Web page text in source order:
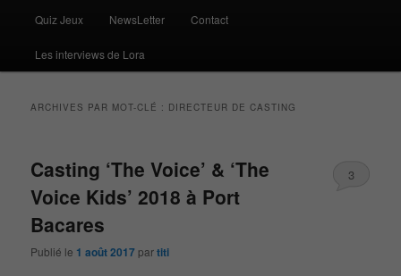
Quiz Jeux NewsLetter Contact
Les interviews de Lora
ARCHIVES PAR MOT-CLÉ : DIRECTEUR DE CASTING
Casting ‘The Voice’ & ‘The
Voice Kids’ 2018 à Port
Bacares
Publié le 1 août 2017 partiti
3